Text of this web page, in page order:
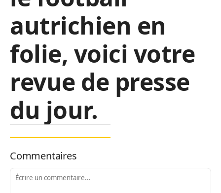
autrichien en
folie, voici votre
revue de presse
du jour.
Commentaires